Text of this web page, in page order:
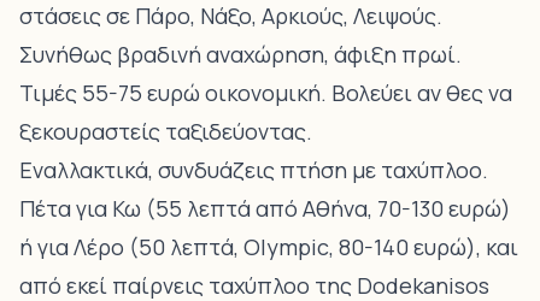
στάσεις σε Πάρο, Νάξο, Αρκιούς, Λειψούς.
Συνήθως βραδινή αναχώρηση, άφιξη πρωί.
Τιμές 55-75 ευρώ οικονομική. Βολεύει αν θες να
ξεκουραστείς ταξιδεύοντας.
Εναλλακτικά, συνδυάζεις πτήση με ταχύπλοο.
Πέτα για Κω (55 λεπτά από Αθήνα, 70-130 ευρώ)
ή για Λέρο (50 λεπτά, Olympic, 80-140 ευρώ), και
από εκεί παίρνεις ταχύπλοο της Dodekanisos